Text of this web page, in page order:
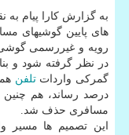
به گزارش كارا پیام به
های پایین گوشیهای
رویه و غیررسمی
در نظر گرفته شود و
گمركی وارداتتلفن
مسافری حذف شد.
این تصمیم ها مسیر